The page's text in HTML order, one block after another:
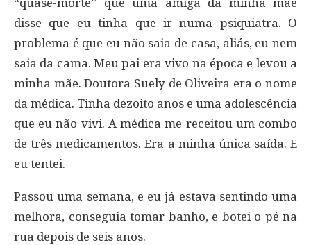
“quase-morte” que uma amiga da minha mãe
disse que eu tinha que ir numa psiquiatra. O
problema é que eu não saia de casa, aliás, eu nem
saia da cama. Meu pai era vivo na época e levou a
minha mãe. Doutora Suely de Oliveira era o nome
da médica. Tinha dezoito anos e uma adolescência
que eu não vivi. A médica me receitou um combo
de três medicamentos. Era a minha única saída. E
eu tentei.
Passou uma semana, e eu já estava sentindo uma
melhora, conseguia tomar banho, e botei o pé na
rua depois de seis anos.